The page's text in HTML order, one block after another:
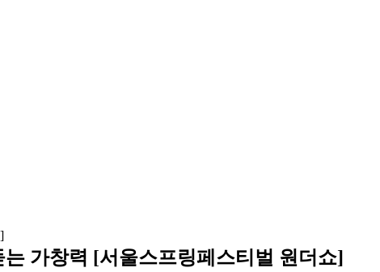
가창력 [서울스프링페스티벌 원더쇼]